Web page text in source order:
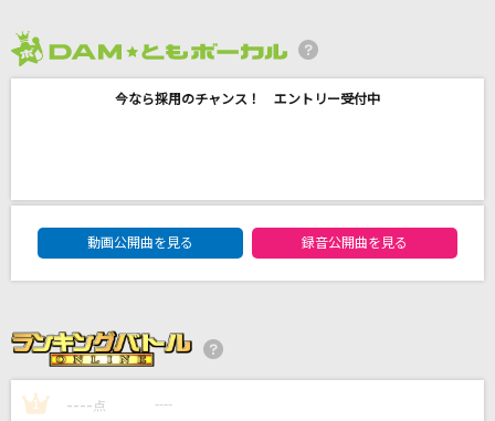
大柴広己(もじゃ) feat.GUMI
[生音]しるし
高橋洋子
[生音]ひまわりの約束
今なら採用のチャンス！ エントリー受付中
DAM★ともボーカルエントリーランキング
動画公開曲を見る
録音公開曲を見る
1 ---- 点 ----